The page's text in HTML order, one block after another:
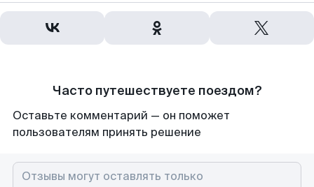
Часто путешествуете поездом?
Оставьте комментарий — он поможет
пользователям принять решение